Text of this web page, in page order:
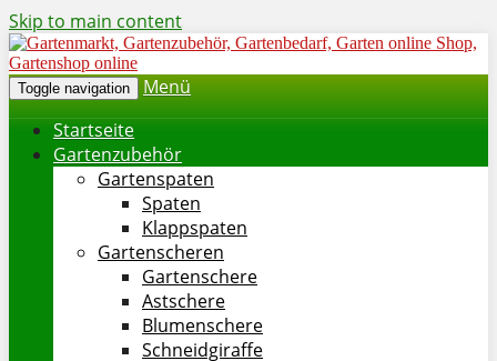
Skip to main content
Toggle navigation
Menü
Startseite
Gartenzubehör
Gartenspaten
Spaten
Klappspaten
Gartenscheren
Gartenschere
Astschere
Blumenschere
Schneidgiraffe